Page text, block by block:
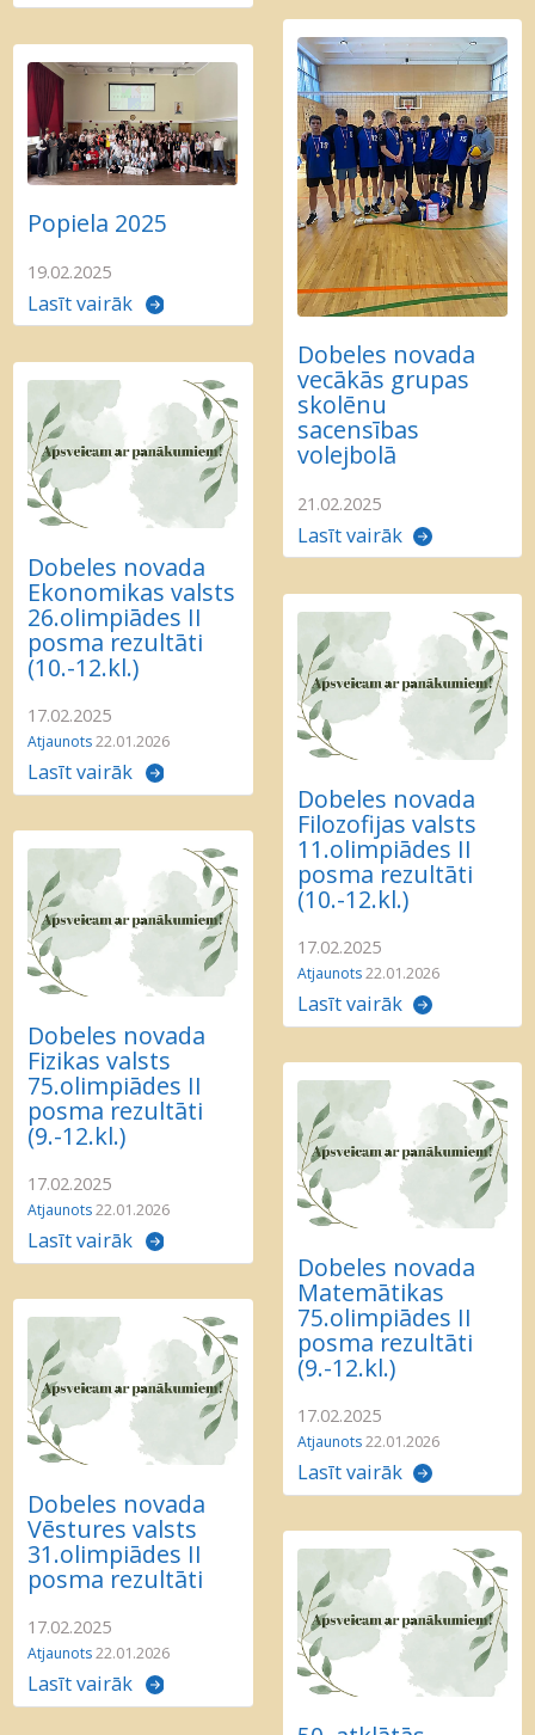
Dobeles novada
vecākās grupas
skolēnu
sacensības
volejbolā
21.02.2025
Lasīt vairāk
Popiela 2025
19.02.2025
Lasīt vairāk
Dobeles novada
Ekonomikas valsts
26.olimpiādes II
posma rezultāti
(10.-12.kl.)
17.02.2025
Atjaunots22.01.2026
Lasīt vairāk
Dobeles novada
Filozofijas valsts
11.olimpiādes II
posma rezultāti
(10.-12.kl.)
17.02.2025
Atjaunots22.01.2026
Lasīt vairāk
Dobeles novada
Fizikas valsts
75.olimpiādes II
posma rezultāti
(9.-12.kl.)
17.02.2025
Atjaunots22.01.2026
Lasīt vairāk
Dobeles novada
Matemātikas
75.olimpiādes II
posma rezultāti
(9.-12.kl.)
17.02.2025
Atjaunots22.01.2026
Lasīt vairāk
Dobeles novada
Vēstures valsts
31.olimpiādes II
posma rezultāti
17.02.2025
Atjaunots22.01.2026
Lasīt vairāk